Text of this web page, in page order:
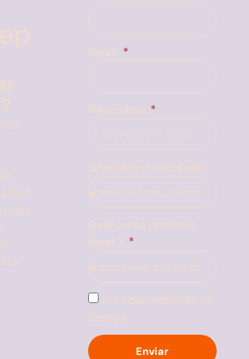
Enviar